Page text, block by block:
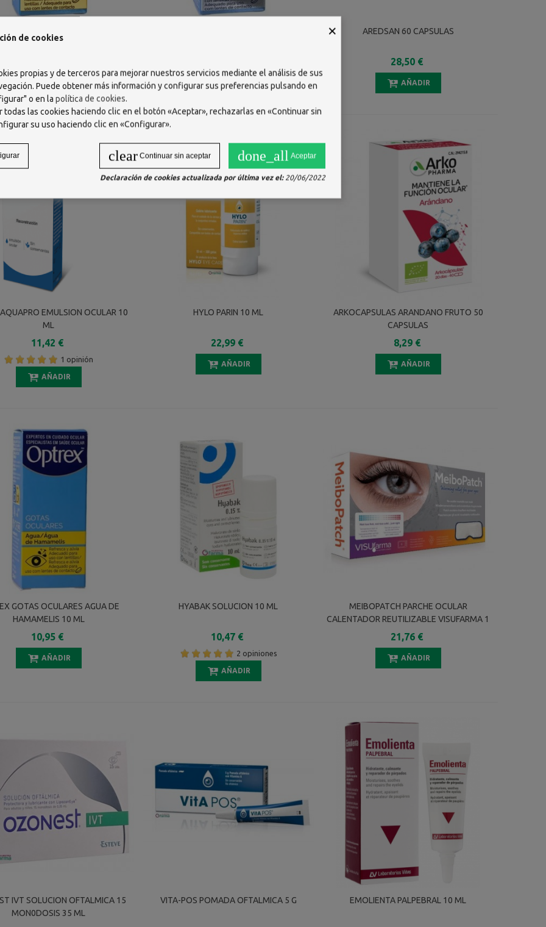
ML
AÑADIR AÑADIR
AREDSAN 60 CAPSULAS
28,50 €
AÑADIR
EMULSION OCULAR 10
ML
11,42 €
1 opinión
AÑADIR
HYLO PARIN 10 ML
22,99 €
AÑADIR
ARKOCAPSULAS ARANDANO FRUTO 50
CAPSULAS
8,29 €
AÑADIR
GOTAS OCULARES AGUA DE
HAMAMELIS 10 ML
10,95 €
AÑADIR
HYABAK SOLUCION 10 ML
10,47 €
2 opiniones
AÑADIR
MEIBOPATCH PARCHE OCULAR
CALENTADOR REUTILIZABLE VISUFARMA 1
UNIDAD
21,76 €
AÑADIR
IVT SOLUCION OFTALMICA 15
MON0DOSIS 35 ML
VITA-POS POMADA OFTALMICA 5 G EMOLIENTA PALPEBRAL 10 ML
×
de cookies
propias y de terceros para mejorar nuestros servicios mediante el análisis de sus
Puede obtener más información y configurar sus preferencias pulsando en
o en la política de cookies.
todas las cookies haciendo clic en el botón «Aceptar», rechazarlas en «Continuar sin
su uso haciendo clic en «Configurar».
done_all Aceptar
clear Continuar sin aceptar
Declaración de cookies actualizada por última vez el:20/06/2022